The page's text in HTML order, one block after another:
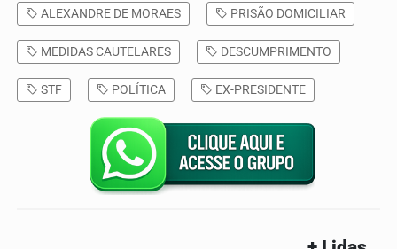
ALEXANDRE DE MORAES PRISÃO DOMICILIAR
MEDIDAS CAUTELARES DESCUMPRIMENTO
STF POLÍTICA EX-PRESIDENTE